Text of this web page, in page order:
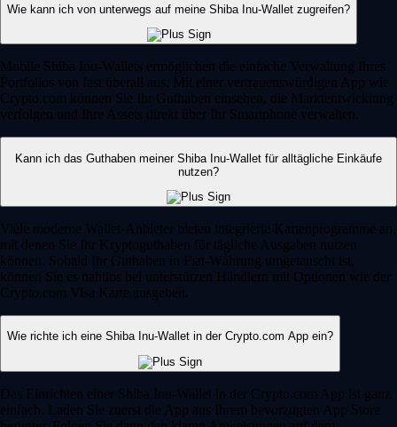
Wie kann ich von unterwegs auf meine Shiba Inu-Wallet zugreifen?
Mobile Shiba Inu-Wallets ermöglichen die einfache Verwaltung Ihres
Portfolios von fast überall aus. Mit einer vertrauenswürdigen App wie
Crypto.com können Sie Ihr Guthaben einsehen, die Marktentwicklung
verfolgen und Ihre Assets direkt über Ihr Smartphone verwalten.
Kann ich das Guthaben meiner Shiba Inu-Wallet für alltägliche Einkäufe
nutzen?
Viele moderne Wallet-Anbieter bieten integrierte Kartenprogramme an,
mit denen Sie Ihr Kryptoguthaben für tägliche Ausgaben nutzen
können. Sobald Ihr Guthaben in Fiat-Währung umgetauscht ist,
können Sie es nahtlos bei unterstützen Händlern mit Optionen wie der
Crypto.com Visa Karte ausgeben.
Wie richte ich eine Shiba Inu-Wallet in der Crypto.com App ein?
Das Einrichten einer Shiba Inu-Wallet in der Crypto.com App ist ganz
einfach. Laden Sie zuerst die App aus Ihrem bevorzugten App Store